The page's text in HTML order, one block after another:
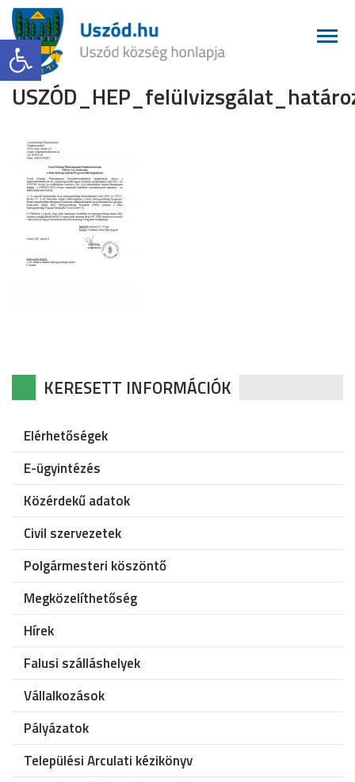
Eszköztár megnyitása
KERESETT INFORMÁCIÓK
Elérhetőségek
E-ügyintézés
Közérdekű adatok
Civil szervezetek
Polgármesteri köszöntő
Megközelíthetőség
Hírek
Falusi szálláshelyek
Vállalkozások
Pályázatok
Települési Arculati kézikönyv